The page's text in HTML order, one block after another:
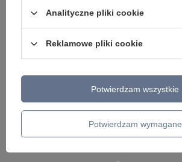
Analityczne pliki cookie
Reklamowe pliki cookie
Potwierdzam wymagane
Potwierdzam wszystkie